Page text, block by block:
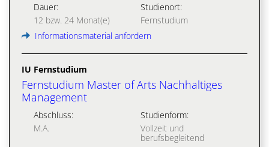
Dauer:
12 bzw. 24 Monat(e)
Studienort:
Fernstudium
Informationsmaterial anfordern
IU Fernstudium
Fernstudium Master of Arts Nachhaltiges
Management
Abschluss:
M.A.
Studienform:
Vollzeit und
berufsbegleitend